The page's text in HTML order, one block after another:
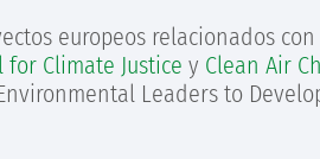
europeos relacionados
for Climate Justice y Clean Air
Leaders to